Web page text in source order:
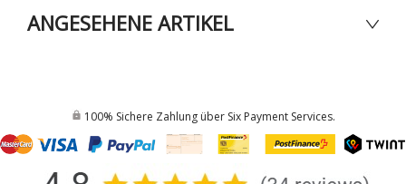
ANGESEHENE ARTIKEL
100% Sichere Zahlung über Six Payment Services.